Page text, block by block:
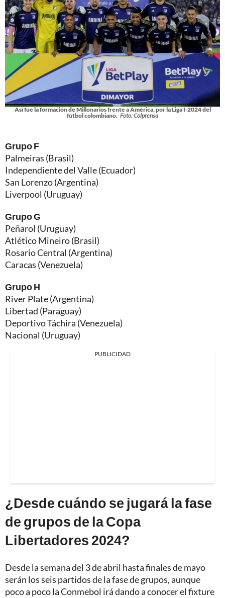
Así fue la formación de Millonarios frente a América, por la Liga I-2024 del
fútbol colombiano. Foto: Colprensa
Grupo F
Palmeiras (Brasil)
Independiente del Valle (Ecuador)
San Lorenzo (Argentina)
Liverpool (Uruguay)
Grupo G
Peñarol (Uruguay)
Atlético Mineiro (Brasil)
Rosario Central (Argentina)
Caracas (Venezuela)
Grupo H
River Plate (Argentina)
Libertad (Paraguay)
Deportivo Táchira (Venezuela)
Nacional (Uruguay)
PUBLICIDAD
¿Desde cuándo se jugará la fase
de grupos de la Copa
Libertadores 2024?
Desde la semana del 3 de abril hasta finales de mayo
serán los seis partidos de la fase de grupos, aunque
poco a poco la Conmebol irá dando a conocer el fixture